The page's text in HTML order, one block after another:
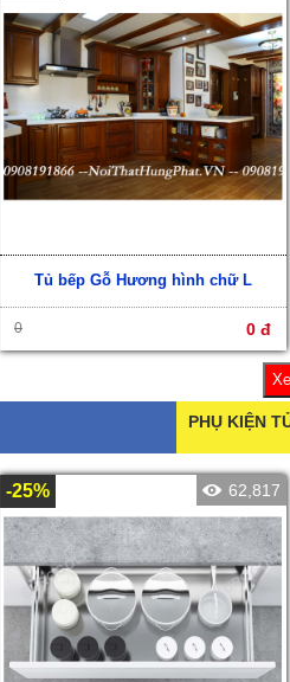
Tủ bếp Gỗ Hương hình chữ L
0 0 đ
-25% 62,817